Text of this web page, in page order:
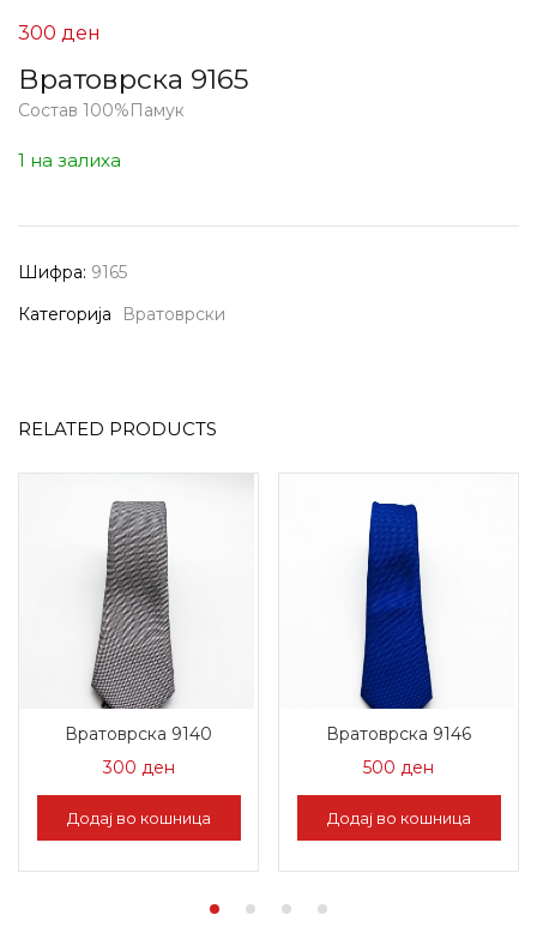
Вратоврска 9165
300 ден
Состав 100%Памук
1 на залиха
Шифра: 9165
Категорија
Вратоврски
RELATED PRODUCTS
Вратоврска 9140
300 ден
Додај во кошница
Вратоврска 9146
500 ден
Додај во кошница